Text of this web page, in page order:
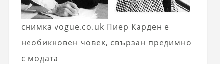
снимка vogue.co.uk Пиер Карден е
необикновен човек, свързан предимно
с модата